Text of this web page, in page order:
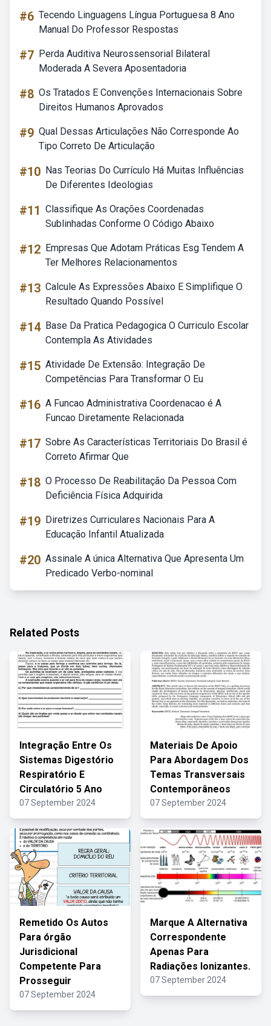
#6 Tecendo Linguagens Língua Portuguesa 8 Ano
Manual Do Professor Respostas
#7 Perda Auditiva Neurossensorial Bilateral
Moderada A Severa Aposentadoria
#8 Os Tratados E Convenções Internacionais Sobre
Direitos Humanos Aprovados
#9 Qual Dessas Articulações Não Corresponde Ao
Tipo Correto De Articulação
#10 Nas Teorias Do Currículo Há Muitas Influências
De Diferentes Ideologias
#11 Classifique As Orações Coordenadas
Sublinhadas Conforme O Código Abaixo
#12 Empresas Que Adotam Práticas Esg Tendem A
Ter Melhores Relacionamentos
#13 Calcule As Expressões Abaixo E Simplifique O
Resultado Quando Possível
#14 Base Da Pratica Pedagogica O Curriculo Escolar
Contempla As Atividades
#15 Atividade De Extensão: Integração De
Competências Para Transformar O Eu
#16 A Funcao Administrativa Coordenacao é A
Funcao Diretamente Relacionada
#17 Sobre As Características Territoriais Do Brasil é
Correto Afirmar Que
#18 O Processo De Reabilitação Da Pessoa Com
Deficiência Física Adquirida
#19 Diretrizes Curriculares Nacionais Para A
Educação Infantil Atualizada
#20 Assinale A única Alternativa Que Apresenta Um
Predicado Verbo-nominal
Related Posts
Integração Entre Os
Sistemas Digestório
Respiratório E
Circulatório 5 Ano
07 September 2024
Materiais De Apoio
Para Abordagem Dos
Temas Transversais
Contemporâneos
07 September 2024
Remetido Os Autos
Para órgão
Jurisdicional
Competente Para
Prosseguir
07 September 2024
Marque A Alternativa
Correspondente
Apenas Para
Radiações Ionizantes.
07 September 2024